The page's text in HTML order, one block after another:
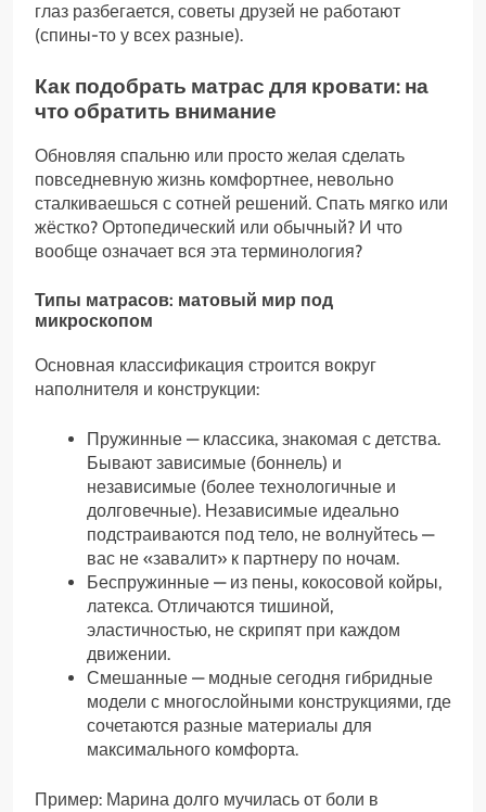
глаз разбегается, советы друзей не работают
(спины-то у всех разные).
Как подобрать матрас для кровати: на
что обратить внимание
Обновляя спальню или просто желая сделать
повседневную жизнь комфортнее, невольно
сталкиваешься с сотней решений. Спать мягко или
жёстко? Ортопедический или обычный? И что
вообще означает вся эта терминология?
Типы матрасов: матовый мир под
микроскопом
Основная классификация строится вокруг
наполнителя и конструкции:
Пружинные — классика, знакомая с детства.
Бывают зависимые (боннель) и
независимые (более технологичные и
долговечные). Независимые идеально
подстраиваются под тело, не волнуйтесь —
вас не «завалит» к партнеру по ночам.
Беспружинные — из пены, кокосовой койры,
латекса. Отличаются тишиной,
эластичностью, не скрипят при каждом
движении.
Смешанные — модные сегодня гибридные
модели с многослойными конструкциями, где
сочетаются разные материалы для
максимального комфорта.
Пример: Марина долго мучилась от боли в